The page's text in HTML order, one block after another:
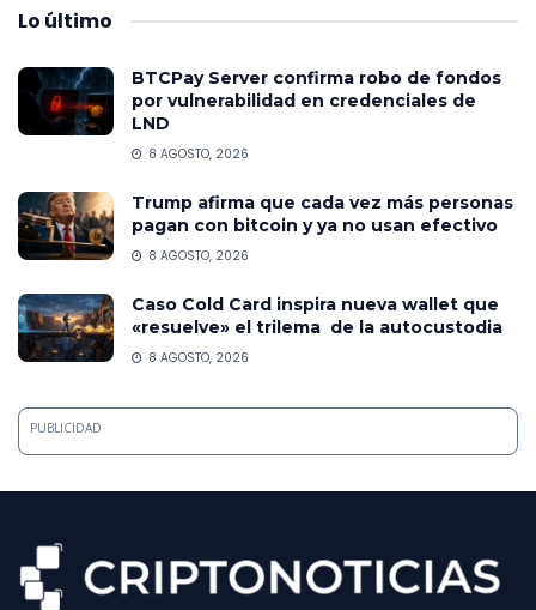
Lo último
BTCPay Server confirma robo de fondos
por vulnerabilidad en credenciales de
LND
8 AGOSTO, 2026
Trump afirma que cada vez más personas
pagan con bitcoin y ya no usan efectivo
8 AGOSTO, 2026
Caso Cold Card inspira nueva wallet que
«resuelve» el trilema de la autocustodia
8 AGOSTO, 2026
PUBLICIDAD